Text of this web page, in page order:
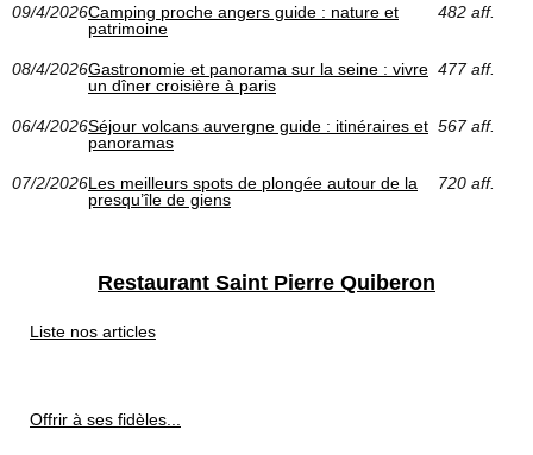
09/4/2026Camping proche angers guide : nature et
patrimoine
482 aff.
08/4/2026Gastronomie et panorama sur la seine : vivre
un dîner croisière à paris
477 aff.
06/4/2026Séjour volcans auvergne guide : itinéraires et
panoramas
567 aff.
07/2/2026Les meilleurs spots de plongée autour de la
presqu’île de giens
720 aff.
Restaurant Saint Pierre Quiberon
Liste nos articles
Offrir à ses fidèles...